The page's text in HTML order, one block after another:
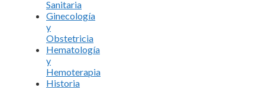
Sanitaria
Ginecología
y
Obstetricia
Hematología
y
Hemoterapia
Historia